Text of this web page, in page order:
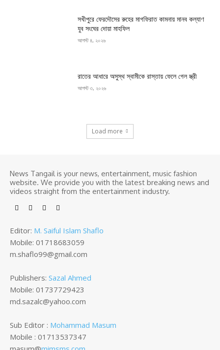
সখীপুরে ফেরদৌসের রুহের মাগফিরাত কামনায় মানব কল্যাণ
যুব সংঘের দোয়া মাহফিল
আগস্ট ৪, ২০২৬
রাতের আধারে অসুস্থ স্বামীকে রাস্তায় ফেলে গেল স্ত্রী
আগস্ট ৩, ২০২৬
Load more
News Tangail is your news, entertainment, music fashion
website. We provide you with the latest breaking news and
videos straight from the entertainment industry.
Editor: M. Saiful Islam Shaflo
Mobile: 01718683059
m.shaflo99@gmail.com
Publishers: Sazal Ahmed
Mobile: 01737729423
md.sazalc@yahoo.com
Sub Editor : Mohammad Masum
Mobile : 01713537347